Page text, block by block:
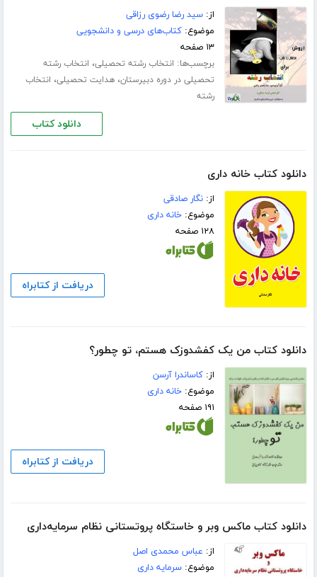
از:سید رضا رضوی رزاقی
موضوع:کتاب‌های درسی و دانشجویی
۱۳ صفحه
برچسب‌ها: انتخاب رشته تحصیلی، انتخاب رشته
تحصیلی در دوره دبیرستان،هدایت تحصیلی، انتخاب
رشته
دانلود کتاب
دانلود کتاب خانه داری
از:نگار صادقی
موضوع:خانه داری
۱۲۸ صفحه
دریافت از کتابراه
دانلود کتاب من یک کفشدوزک هستم، تو چطور؟
از:کاساندرا آرسن
موضوع:خانه داری
۱۹۱ صفحه
دریافت از کتابراه
دانلود کتاب ماکس وبر و خاستگاه پروتستانی نظام سرمایه‌داری
از: عباس محمدی اصل
موضوع:سرمایه داری